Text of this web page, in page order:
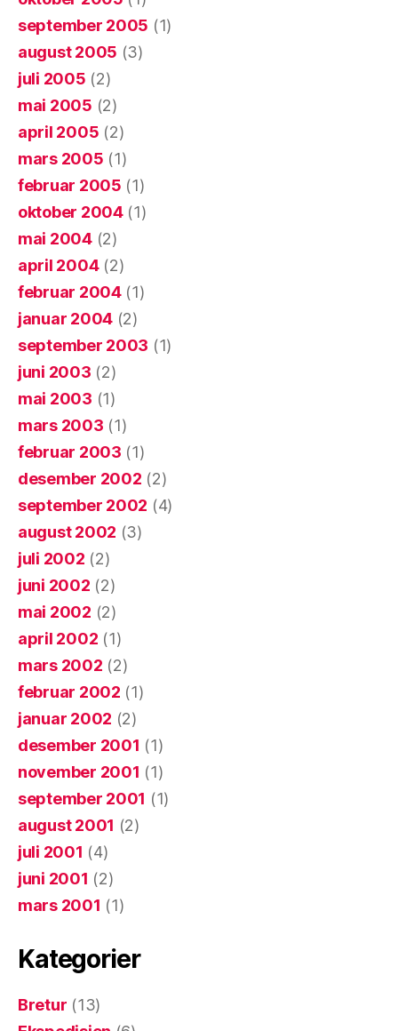
september 2005 (1)
august 2005 (3)
juli 2005 (2)
mai 2005 (2)
april 2005 (2)
mars 2005 (1)
februar 2005 (1)
oktober 2004(1)
mai 2004(2)
april 2004(2)
februar 2004(1)
januar 2004 (2)
september 2003 (1)
juni 2003 (2)
mai 2003 (1)
mars 2003 (1)
februar 2003 (1)
desember 2002 (2)
september 2002 (4)
august 2002 (3)
juli 2002 (2)
juni 2002 (2)
mai 2002 (2)
april 2002 (1)
mars 2002 (2)
februar 2002 (1)
januar 2002 (2)
desember 2001 (1)
november 2001 (1)
september 2001 (1)
august 2001 (2)
juli 2001 (4)
juni 2001 (2)
mars 2001 (1)
Kategorier
Bretur (13)